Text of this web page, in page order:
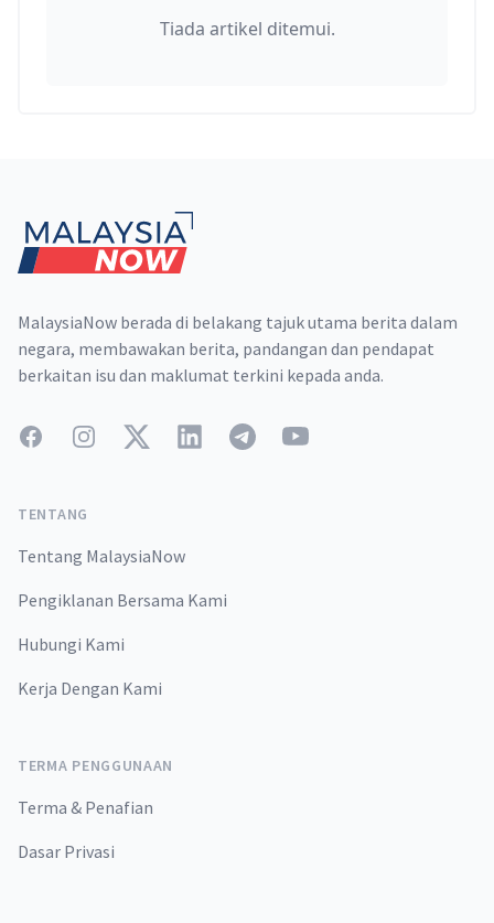
Tiada artikel ditemui.
MalaysiaNow berada di belakang tajuk utama berita dalam
negara, membawakan berita, pandangan dan pendapat
berkaitan isu dan maklumat terkini kepada anda.
FacebookInstagramTwitterLinkedInTelegramYouTube
TENTANG
Tentang MalaysiaNow
Pengiklanan Bersama Kami
Hubungi Kami
Kerja Dengan Kami
TERMA PENGGUNAAN
Terma & Penafian
Dasar Privasi